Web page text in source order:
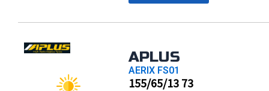
APLUS
AERIX FS01
155/65/13 73